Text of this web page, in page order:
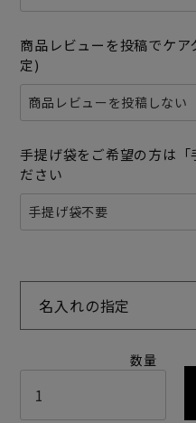
商品レビューを投稿でケ
定)
手提げ袋をご希望の方は「
ださい
名入れの指定